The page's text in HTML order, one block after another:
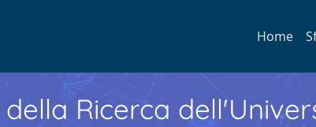
Home
Ricerca